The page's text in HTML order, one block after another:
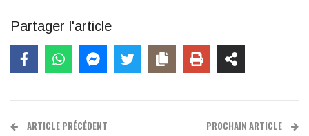
Partager l'article
ARTICLE PRÉCÉDENT PROCHAIN ARTICLE